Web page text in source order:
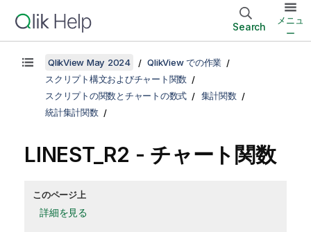
Search
メニュ
ー
QlikView May 2024
QlikView での作業
スクリプト構文およびチャート関数
スクリプトの関数とチャートの数式
集計関数
統計集計関数
LINEST_R2 - チャート関数
このページ上
詳細を見る